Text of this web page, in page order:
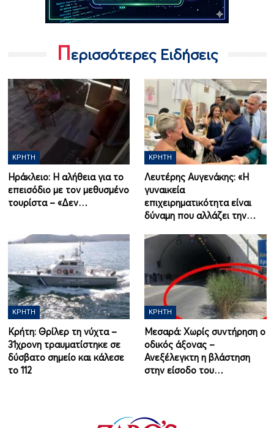
Περισσότερες Ειδήσεις
ΚΡΉΤΗ
Ηράκλειο: Η αλήθεια για το
επεισόδιο με τον μεθυσμένο
τουρίστα – «Δεν…
ΚΡΉΤΗ
Λευτέρης Αυγενάκης: «Η
γυναικεία
επιχειρηματικότητα είναι
δύναμη που αλλάζει την…
ΚΡΉΤΗ
Κρήτη: Θρίλερ τη νύχτα –
31χρονη τραυματίστηκε σε
δύσβατο σημείο και κάλεσε
το 112
ΚΡΉΤΗ
Μεσαρά: Χωρίς συντήρηση ο
οδικός άξονας –
Ανεξέλεγκτη η βλάστηση
στην είσοδο του…